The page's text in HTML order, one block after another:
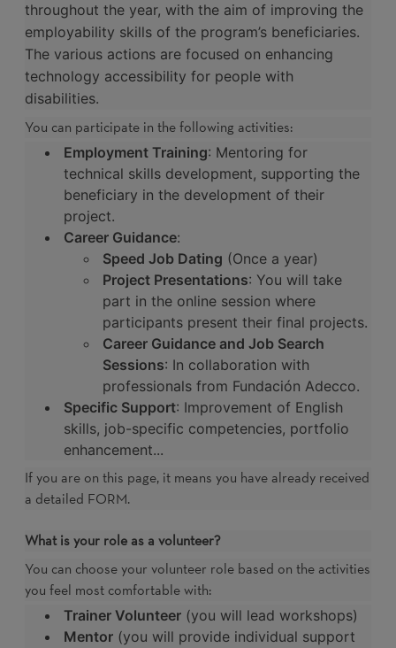
throughout the year, with the aim of improving the
employability skills of the program’s beneficiaries.
The various actions are focused on enhancing
technology accessibility for people with
disabilities.
You can participate in the following activities:
Employment Training: Mentoring for
technical skills development, supporting the
beneficiary in the development of their
project.
Career Guidance:
Speed Job Dating (Once a year)
Project Presentations: You will take
part in the online session where
participants present their final projects.
Career Guidance and Job Search
Sessions: In collaboration with
professionals from Fundación Adecco.
Specific Support: Improvement of English
skills, job-specific competencies, portfolio
enhancement...
If you are on this page, it means you have already received
a detailed FORM.
What is your role as a volunteer?
You can choose your volunteer role based on the activities
you feel most comfortable with:
Trainer Volunteer (you will lead workshops)
Mentor (you will provide individual support